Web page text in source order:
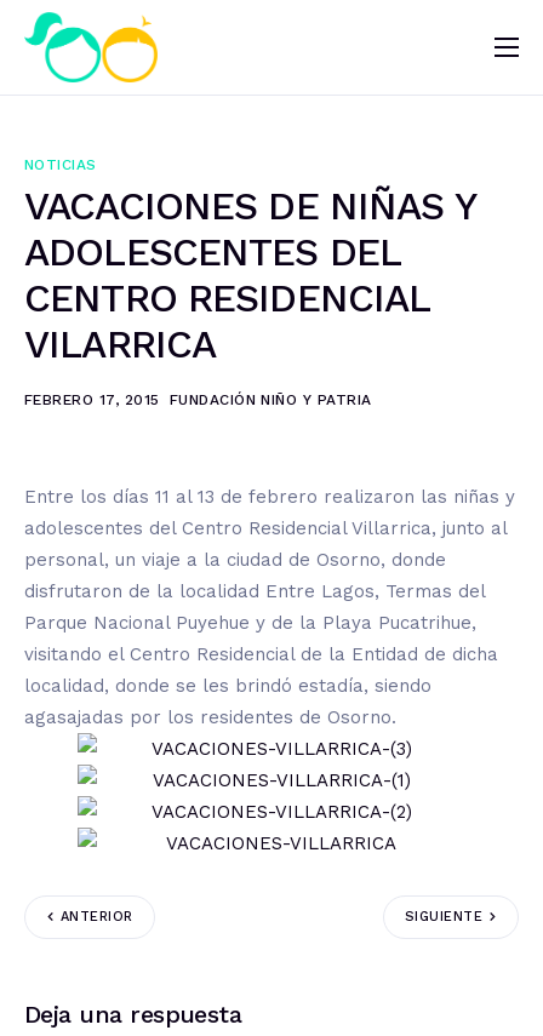
Nosotros
Noticias
¿Quieres ayudar?
NOTICIAS
VACACIONES DE NIÑAS Y
ADOLESCENTES DEL
CENTRO RESIDENCIAL
VILARRICA
FEBRERO 17, 2015 FUNDACIÓN NIÑO Y PATRIA
Entre los días 11 al 13 de febrero realizaron las niñas y
adolescentes del Centro Residencial Villarrica, junto al
personal, un viaje a la ciudad de Osorno, donde
disfrutaron de la localidad Entre Lagos, Termas del
Parque Nacional Puyehue y de la Playa Pucatrihue,
visitando el Centro Residencial de la Entidad de dicha
localidad, donde se les brindó estadía, siendo
agasajadas por los residentes de Osorno.
ANTERIOR SIGUIENTE
Deja una respuesta